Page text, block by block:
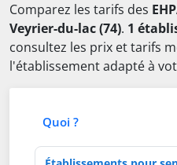
Comparez les tarifs des
Veyrier-du-lac (74). 1
consultez les prix et tarifs
l'établissement adapté à
Quoi ?
Type d'établissement